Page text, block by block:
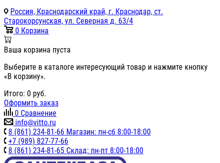
Россия, Краснодарский край, г. Краснодар, ст.
Старокорсунская, ул. Северная д. 63/4
0 Корзина
Ваша корзина пуста
Выберите в каталоге интересующий товар и нажмите кнопку
«В корзину».
Итого: 0 руб.
Оформить заказ
0 Сравнение
info@vitto.ru
8 (861) 234-81-66 Магазин: пн-сб 8:00-18:00
+7 (989) 827-77-66
8 (861) 234-81-65 Склад: пн-пт 8:00-18:00